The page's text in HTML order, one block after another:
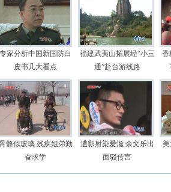
专家分析中国新国防白
皮书几大看点
福建武夷山拓展经“小三
通”赴台游线路
香
骼似玻璃 残疾姐弟勤
奋求学
遭影射染爱滋 余文乐出
面驳传言